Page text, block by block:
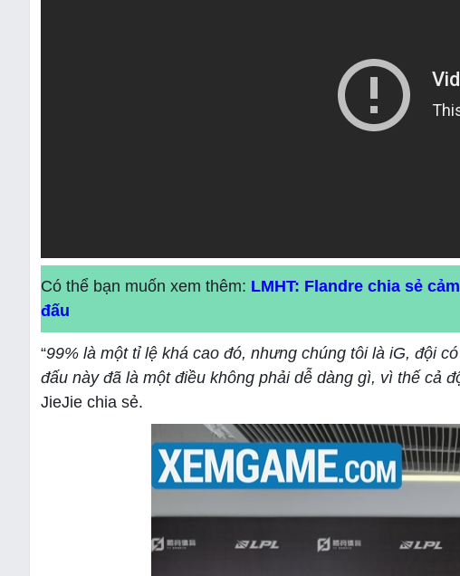
Có thể bạn muốn xem thêm: LMHT: Flandre chia sẻ
đấu
“99% là một tỉ lệ khá cao đó, nhưng chúng tôi là iG, đội
đấu này đã là một điều không phải dễ dàng gì, vì thế cả
JieJie chia sẻ.